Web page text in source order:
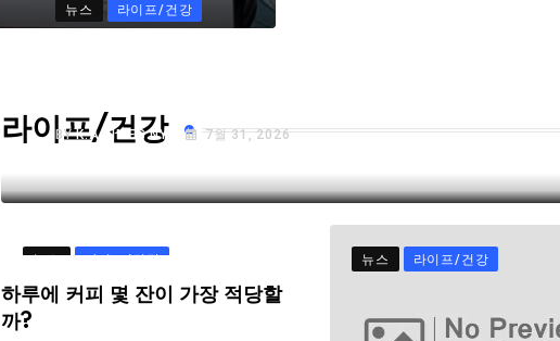
라이프/건강
뉴스 라이프/건강
BYK.A TIMES NY 7월 31, 2026
뉴스 라이프/건강
하루에 커피 몇 잔이 가장 적당할
까?
뉴스 라이프/건강